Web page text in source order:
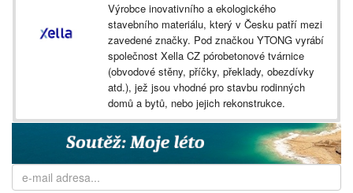
Výrobce inovativního a ekologického
stavebního materiálu, který v Česku patří mezi
zavedené značky. Pod značkou YTONG vyrábí
společnost Xella CZ pórobetonové tvárnice
(obvodové stěny, příčky, překlady, obezdívky
atd.), jež jsou vhodné pro stavbu rodinných
domů a bytů, nebo jejich rekonstrukce.